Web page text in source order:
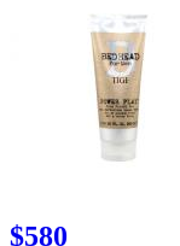
$580